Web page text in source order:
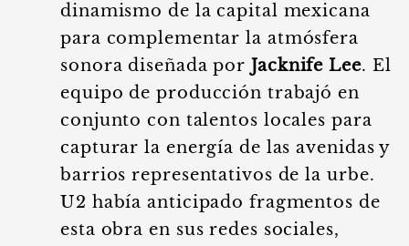
dinamismo de la capital mexicana
para complementar la atmósfera
sonora diseñada por Jacknife Lee. El
equipo de producción trabajó en
conjunto con talentos locales para
capturar la energía de las avenidas y
barrios representativos de la urbe.
U2 había anticipado fragmentos de
esta obra en sus redes sociales,